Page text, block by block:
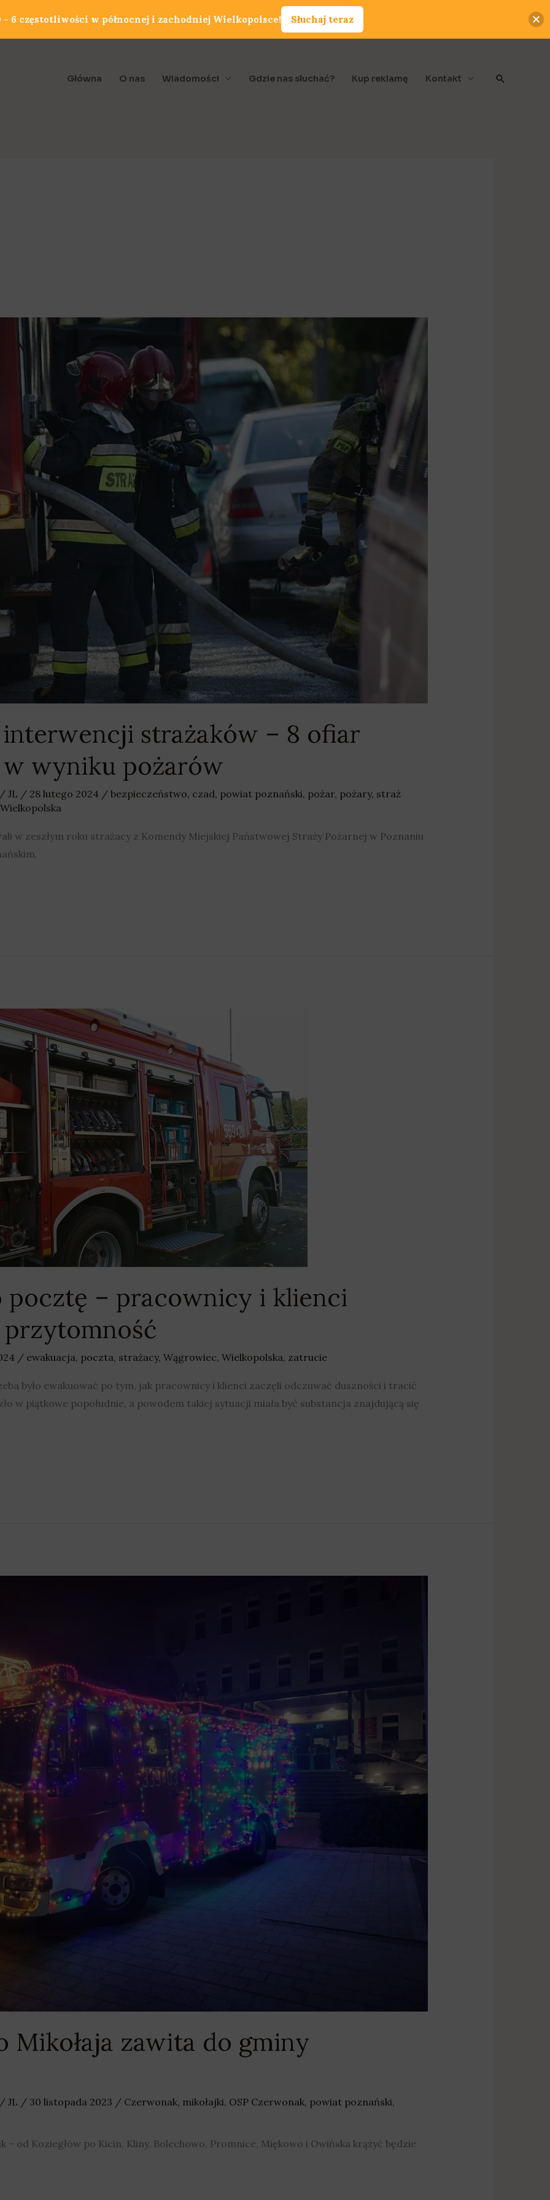
Główna O nas Wiadomości Gdzie nas słuchać? Kup reklamę Kontakt Szukaj
interwencji strażaków – 8 ofiar
wyniku pożarów
JL / 28 lutego 2024 / bezpieczeństwo, czad, powiat poznański, pożar, pożary, straż
Wielkopolska
w zeszłym roku strażacy z Komendy Miejskiej Państwowej Straży Pożarnej w Poznaniu
pocztę – pracownicy i klienci
/ ewakuacja, poczta, strażacy, Wągrowiec, Wielkopolska, zatrucie
było ewakuować po tym, jak pracownicy i klienci zaczęli odczuwać duszności i tracić
w piątkowe popołudnie, a powodem takiej sytuacji miała być substancja znajdującą się
Mikołaja zawita do gminy
JL / 30 listopada 2023 / Czerwonak, mikołajki, OSP Czerwonak, powiat poznański,
– od Koziegłów po Kicin, Kliny, Bolechowo, Promnice, Miękowo i Owińska krążyć będzie
6 częstotliwości w północnej i zachodniej Wielkopolsce! Słuchaj teraz